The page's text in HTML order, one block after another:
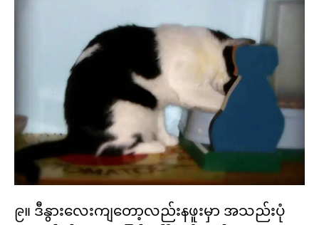
၉။ ဒီနွားလေးကျတော့လည်းနဖူးမှာ အသည်းပုံ